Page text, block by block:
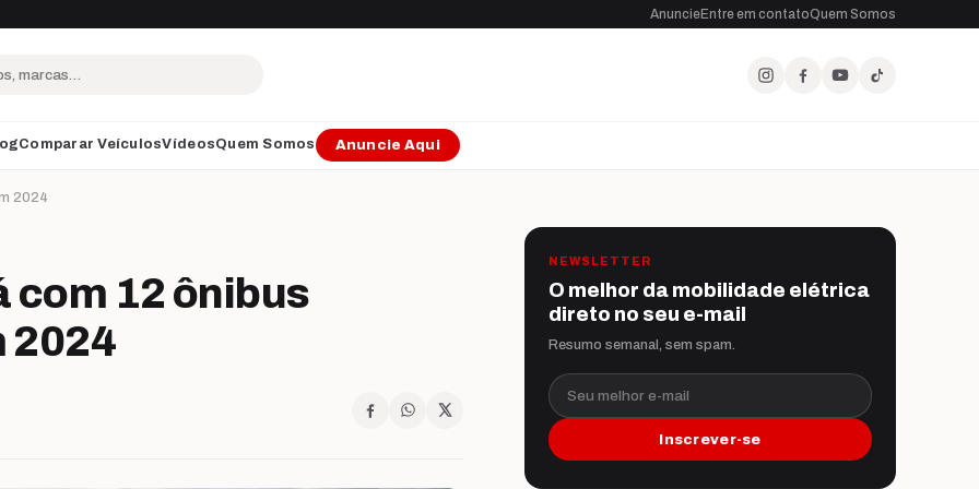
AnuncieEntre em contatoQuem Somos
Comparar VeículosVídeosQuem Somos Anuncie Aqui
2024
com 12 ônibus
2024
NEWSLETTER
O melhor da mobilidade elétrica
direto no seu e-mail
Resumo semanal, sem spam.
Seu melhor e-mail
Inscrever-se